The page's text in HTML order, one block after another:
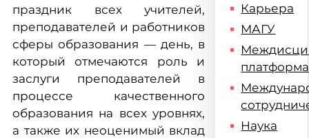
праздник всех учителей,
преподавателей и работников
сферы образования — день, в
который отмечаются роль и
заслуги преподавателей в
процессе качественного
образования на всех уровнях,
а также их неоценимый вклад
Карьера
МАГУ
платформа
Наука